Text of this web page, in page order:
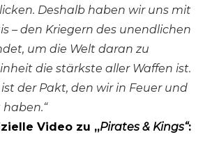
Deshalb haben wir uns mit
– den Kriegern des unendlichen
um die Welt daran zu
die stärkste aller Waffen ist.
ist der Pakt, den wir in Feuer und
Video zu „Pirates & Kings“: